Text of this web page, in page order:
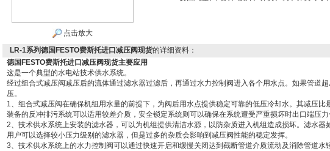
点击放大
LR-1系列德国FESTO费斯托进口减压阀现货的详细资料：
德国FESTO费斯托进口减压阀现货主要应用
这是一个典型的水电站技术供水系统。
经过组合式减压阀减压后的流体通过滤水器过滤后，再通过水力控制阀进入各个用水点。如果管道
压。
1、组合式减压阀在确保机组用水量的前提下，为阀后用水点提供稳定可靠的低压冷却水。其减压比
装备的反冲排污系统可以适用较差介质，安全锁定系统则可以确保在系统遭受严重损坏时出口端压力
2、技术供水系统上安装的滤水器，可以为机组提供清洁水源，以防杂质进入机组造成损坏。滤水器
用户可以选择较小压力级别的滤水器，但是过多的杂质会影响到减压阀性能的稳定发挥。
3、技术供水系统上的水力控制阀可以通过快速开启和缓慢关闭达到截断管道介质流动及消除管道水